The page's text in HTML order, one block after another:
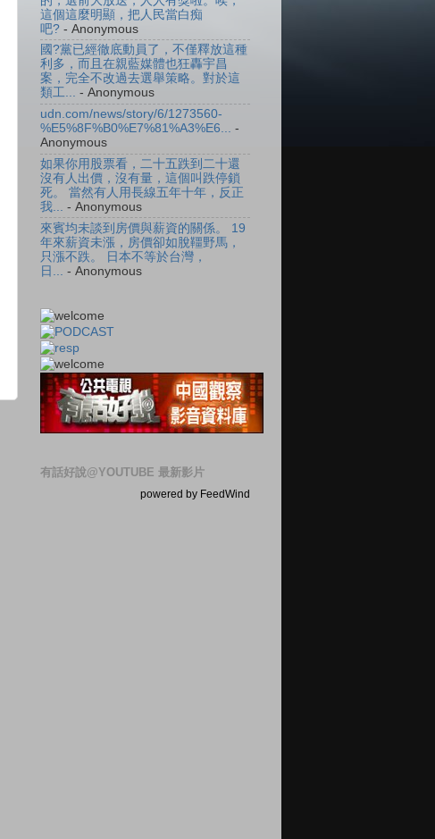
這個這麼明顯，把人民當白痴
吧? - Anonymous
國?黨已經徹底動員了，不僅釋放這種
利多，而且在親藍媒體也狂轟宇昌
案，完全不改過去選舉策略。對於這
類工... - Anonymous
udn.com/news/story/6/1273560-
%E5%8F%B0%E7%81%A3%E6... -
Anonymous
如果你用股票看，二十五跌到二十還
沒有人出價，沒有量，這個叫跌停鎖
死。 當然有人用長線五年十年，反正
我...
- Anonymous
來賓均未談到房價與薪資的關係。 19
年來薪資未漲，房價卻如脫韁野馬，
只漲不跌。 日本不等於台灣，
日...
- Anonymous
有話好說@YOUTUBE 最新影片
powered by FeedWind